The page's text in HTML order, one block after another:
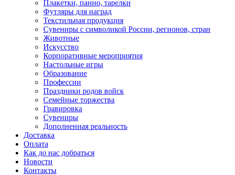
Плакетки, панно, тарелки
Футляры для наград
Текстильная продукция
Сувениры с символикой России, регионов, стран
Животные
Искусство
Корпоративные мероприятия
Настольные игры
Образование
Профессии
Праздники родов войск
Семейные торжества
Гравировка
Сувениры
Дополненная реальность
Доставка
Оплата
Как до нас добраться
Новости
Контакты